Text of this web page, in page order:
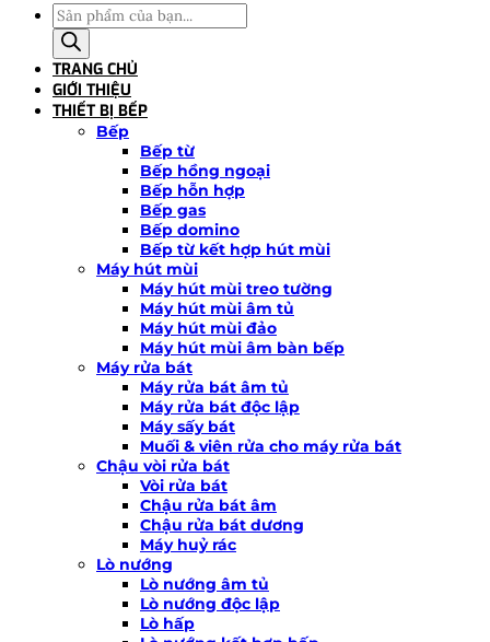
Tìm
kiếm
sản
phẩm
TRANG CHỦ
GIỚI THIỆU
THIẾT BỊ BẾP
Bếp
Bếp từ
Bếp hồng ngoại
Bếp hỗn hợp
Bếp gas
Bếp domino
Bếp từ kết hợp hút mùi
Máy hút mùi
Máy hút mùi treo tường
Máy hút mùi âm tủ
Máy hút mùi đảo
Máy hút mùi âm bàn bếp
Máy rửa bát
Máy rửa bát âm tủ
Máy rửa bát độc lập
Máy sấy bát
Muối & viên rửa cho máy rửa bát
Chậu vòi rửa bát
Vòi rửa bát
Chậu rửa bát âm
Chậu rửa bát dương
Máy huỷ rác
Lò nướng
Lò nướng âm tủ
Lò nướng độc lập
Lò hấp